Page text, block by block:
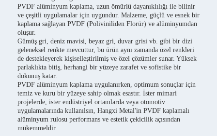
PVDF alüminyum kaplama, uzun ömürlü dayanıklılığı ile bilinir
ve çeşitli uygulamalar için uygundur. Malzeme, güçlü ve esnek bir
kaplama sağlayan PVDF (Poliviniliden Florür) ve alüminyumdan
oluşur.
Gümüş gri, deniz mavisi, beyaz gri, duvar grisi vb. gibi bir dizi
geleneksel renkte mevcuttur, bu ürün aynı zamanda özel renkleri
de destekleyerek kişiselleştirilmiş ve özel çözümler sunar. Yüksek
parlaklıkta bitiş, herhangi bir yüzeye zarafet ve sofistike bir
dokunuş katar.
PVDF alüminyum kaplama uygulanırken, optimum sonuçlar için
temiz ve kuru bir yüzeye sahip olmak esastır. İster mimari
projelerde, ister endüstriyel ortamlarda veya otomotiv
uygulamalarında kullanılsın, Hangxi Metal'in PVDF kaplamalı
alüminyum rulosu performans ve estetik çekicilik açısından
mükemmeldir.